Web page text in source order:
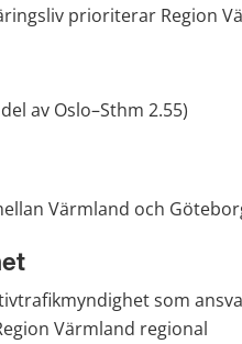
prioriterar Region
av Oslo–Sthm 2.55)
Värmland och
som
Värmland regional